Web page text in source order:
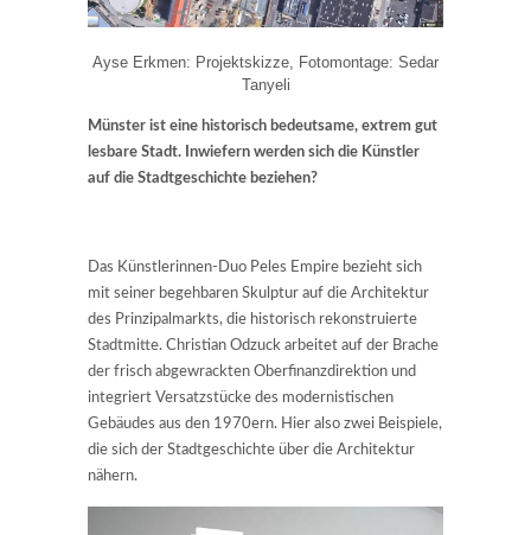
Ayse Erkmen: Projektskizze, Fotomontage: Sedar
Tanyeli
Münster ist eine historisch bedeutsame, extrem gut
lesbare Stadt. Inwiefern werden sich die Künstler
auf die Stadtgeschichte beziehen?
Das Künstlerinnen-Duo Peles Empire bezieht sich
mit seiner begehbaren Skulptur auf die Architektur
des Prinzipalmarkts, die historisch rekonstruierte
Stadtmitte. Christian Odzuck arbeitet auf der Brache
der frisch abgewrackten Oberfinanzdirektion und
integriert Versatzstücke des modernistischen
Gebäudes aus den 1970ern. Hier also zwei Beispiele,
die sich der Stadtgeschichte über die Architektur
nähern.